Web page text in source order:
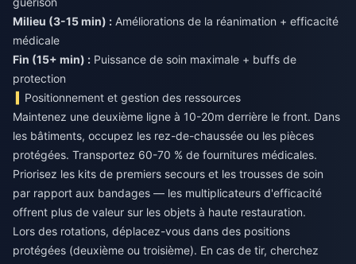
Milieu (3-15 min) : Améliorations de la réanimation + efficacité
Fin (15+ min) : Puissance de soin maximale + buffs de
protection
Positionnement et gestion des ressources
Maintenez une deuxième ligne à 10-20m derrière le front. Dans
les bâtiments, occupez les rez-de-chaussée ou les pièces
protégées. Transportez 60-70 % de fournitures médicales.
Priorisez les kits de premiers secours et les trousses de soin
par rapport aux bandages — les multiplicateurs d'efficacité
offrent plus de valeur sur les objets à haute restauration.
Lors des rotations, déplacez-vous dans des positions
protégées (deuxième ou troisième). En cas de tir, cherchez